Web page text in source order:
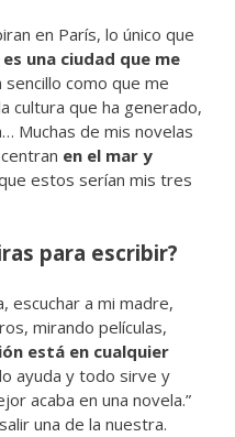
en París, lo único que
es una ciudad que me
como que me
cultura que ha generado,
Muchas de mis novelas
en el mar y
estos serían mis tres
para escribir?
escuchar a mi madre,
mirando películas,
está en cualquier
ayuda y todo sirve y
acaba en una novela.”
una de la nuestra.